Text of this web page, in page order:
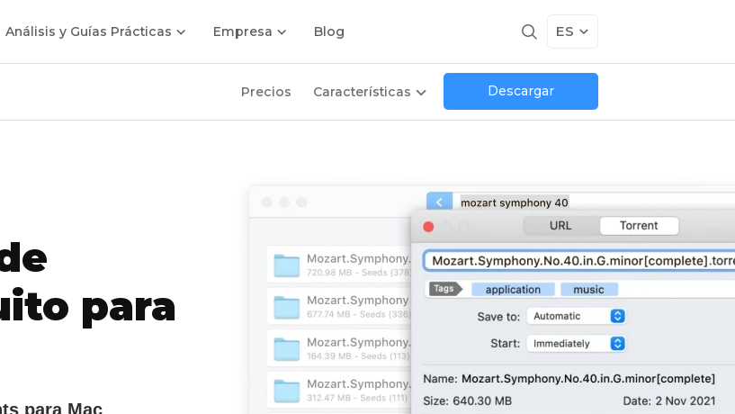
ES
Análisis y Guías Prácticas Empresa Blog
Precios Características Descargar
para
para Mac